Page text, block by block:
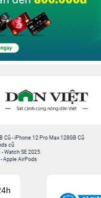
Cũ -iPhone 12 Pro Max 128GB Cũ
cũ
-Watch SE 2025
-Apple AirPods